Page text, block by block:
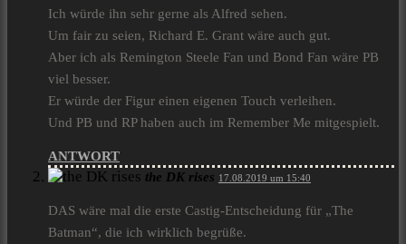
Ich würde ihn sehr gerne als Alfred sehen.
Um fair zu seien, Richard E. Grant wäre auch gut.
Aber ich als Remington Steele Fan und Bond Fan wäre PB
viel besser.
Er würde der Figur einen eigenen Touch verleihen.
Und PB und RP haben auch im Remember Me mitgespielt.
ANTWORT
the DK rises 17.08.2019 um 15:40
DAS wäre mal die erste Castig-Entscheidung für „The
Batman“, die ich wirklich begrüße.